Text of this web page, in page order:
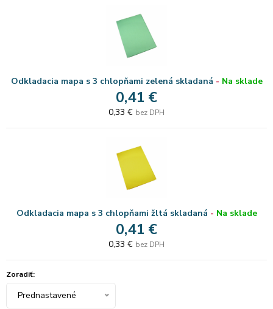
Odkladacia mapa s 3 chlopňami zelená skladaná - Na sklade
0,41 €
0,33 € bez DPH
Odkladacia mapa s 3 chlopňami žltá skladaná - Na sklade
0,41 €
0,33 € bez DPH
Zoradiť:
Prednastavené